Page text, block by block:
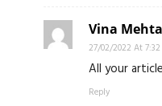
Vina Mehta
27/02/2022 At
All your
Reply